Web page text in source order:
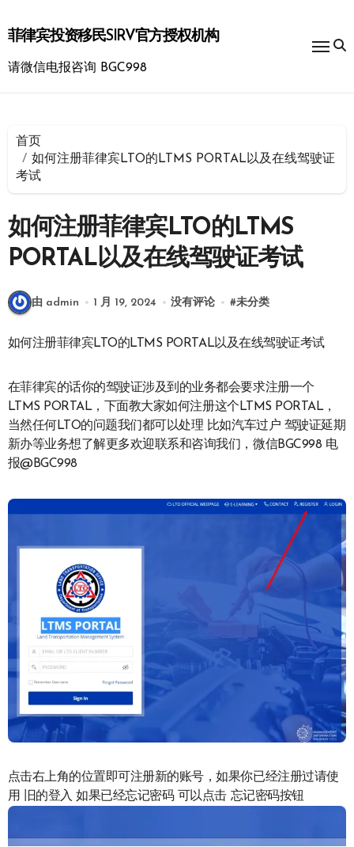
到
内
菲律宾投资移民SIRV官方授权机构
请微信电报咨询 BGC998
首页
如何注册菲律宾LTO的LTMS PORTAL以及在线驾驶证
考试
如何注册菲律宾LTO的LTMS
PORTAL以及在线驾驶证考试
由 admin 1 月 19, 2024 没有评论 #未分类
如何注册菲律宾LTO的LTMS PORTAL以及在线驾驶证考试
在菲律宾的话你的驾驶证涉及到的业务都会要求注册一个
LTMS PORTAL，下面教大家如何注册这个LTMS PORTAL，
当然任何LTO的问题我们都可以处理 比如汽车过户 驾驶证延期
新办等业务想了解更多欢迎联系和咨询我们，微信BGC998 电
报@BGC998
点击右上角的位置即可注册新的账号，如果你已经注册过请使
用 旧的登入 如果已经忘记密码 可以点击 忘记密码按钮